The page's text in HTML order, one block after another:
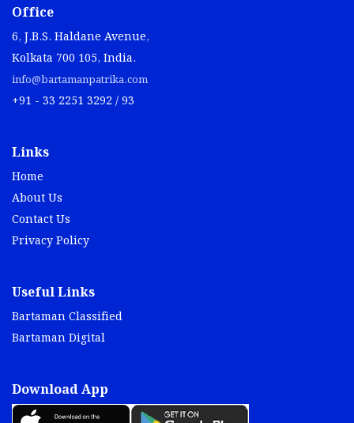
Office
6, J.B.S. Haldane Avenue,
Kolkata 700 105, India.
info@bartamanpatrika.com
+91 - 33 2251 3292 / 93
Links
Home
About Us
Contact Us
Privacy Policy
Useful Links
Bartaman Classified
Bartaman Digital
Download App